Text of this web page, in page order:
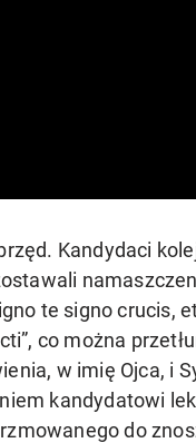
Kandydaci
te signo crucis,
co można
w imię Ojca, i
kandydatowi
do